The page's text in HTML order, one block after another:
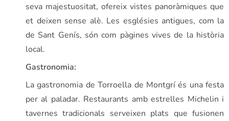
seva majestuositat, ofereix vistes panoràmiques que
et deixen sense alè. Les esglésies antigues, com la
de Sant Genís, són com pàgines vives de la història
local.
Gastronomia:
La gastronomia de Torroella de Montgrí és una festa
per al paladar. Restaurants amb estrelles Michelin i
tavernes tradicionals serveixen plats que fusionen